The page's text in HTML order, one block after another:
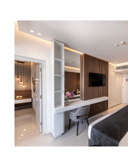
View
Image